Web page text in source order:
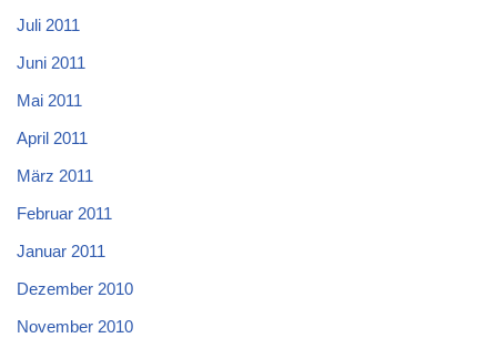
Juli 2011
Juni 2011
Mai 2011
April 2011
März 2011
Februar 2011
Januar 2011
Dezember 2010
November 2010